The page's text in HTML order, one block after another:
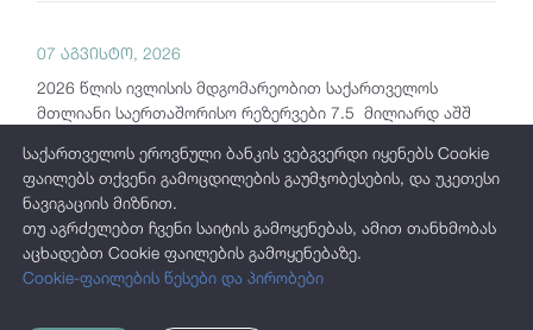
07 აგვისტო, 2026
2026 წლის ივლისის მდგომარეობით საქართველოს
მთლიანი საერთაშორისო რეზერვები 7.5 მილიარდ აშშ
05 აგვისტო, 2026
სებ-ის ინტერაქტიულ სტატისტიკას საერთაშორისო
ბაზრებზე გამოშვებული კორპორაციული ობლიგაციების
საქართველოს ეროვნული ბანკის ვებგვერდი იყენებს Cookie
ფაილებს თქვენი გამოცდილების გაუმჯობესების, და უკეთესი
ნავიგაციის მიზნით.
თუ აგრძელებთ ჩვენი საიტის გამოყენებას, ამით თანხმობას
აცხადებთ Cookie ფაილების გამოყენებაზე.
Cookie-ფაილების წესები და პირობები